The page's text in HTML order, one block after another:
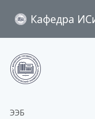
Кафедра
ЭЭБ